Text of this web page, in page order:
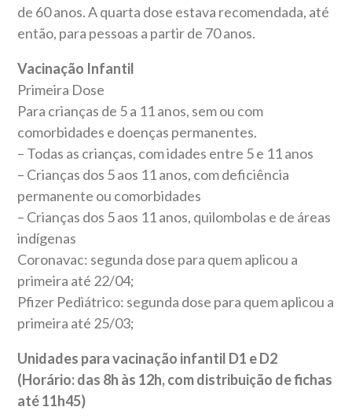
de 60 anos. A quarta dose estava recomendada, até
então, para pessoas a partir de 70 anos.
Vacinação Infantil
Primeira Dose
Para crianças de 5 a 11 anos, sem ou com
comorbidades e doenças permanentes.
– Todas as crianças, com idades entre 5 e 11 anos
– Crianças dos 5 aos 11 anos, com deficiência
permanente ou comorbidades
– Crianças dos 5 aos 11 anos, quilombolas e de áreas
indígenas
Coronavac: segunda dose para quem aplicou a
primeira até 22/04;
Pfizer Pediátrico: segunda dose para quem aplicou a
primeira até 25/03;
Unidades para vacinação infantil D1 e D2
(Horário: das 8h às 12h, com distribuição de fichas
até 11h45)